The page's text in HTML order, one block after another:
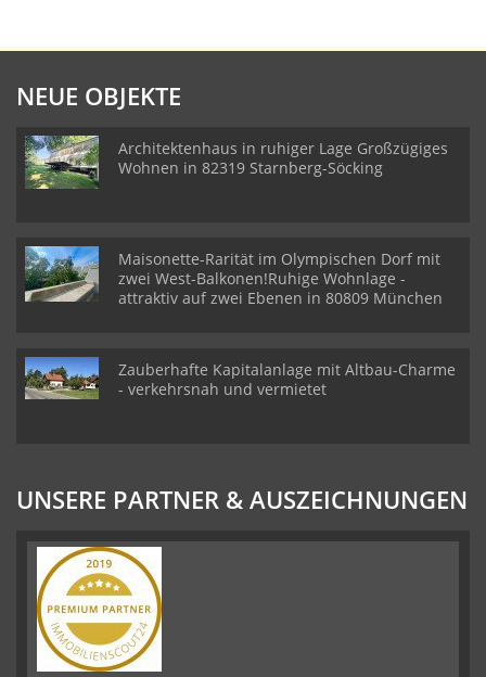
NEUE OBJEKTE
Architektenhaus in ruhiger Lage Großzügiges
Wohnen in 82319 Starnberg-Söcking
Maisonette-Rarität im Olympischen Dorf mit
zwei West-Balkonen!Ruhige Wohnlage -
attraktiv auf zwei Ebenen in 80809 München
Zauberhafte Kapitalanlage mit Altbau-Charme
- verkehrsnah und vermietet
UNSERE PARTNER & AUSZEICHNUNGEN